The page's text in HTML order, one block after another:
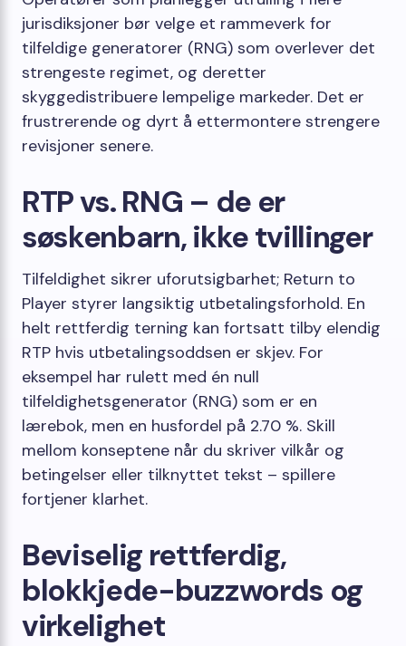
jurisdiksjoner bør velge et rammeverk for
tilfeldige generatorer (RNG) som overlever det
strengeste regimet, og deretter
skyggedistribuere lempelige markeder. Det er
frustrerende og dyrt å ettermontere strengere
revisjoner senere.
RTP vs. RNG – de er
søskenbarn, ikke tvillinger
Tilfeldighet sikrer uforutsigbarhet; Return to
Player styrer langsiktig utbetalingsforhold. En
helt rettferdig terning kan fortsatt tilby elendig
RTP hvis utbetalingsoddsen er skjev. For
eksempel har rulett med én null
tilfeldighetsgenerator (RNG) som er en
lærebok, men en husfordel på 2.70 %. Skill
mellom konseptene når du skriver vilkår og
betingelser eller tilknyttet tekst – spillere
fortjener klarhet.
Beviselig rettferdig,
blokkjede-buzzwords og
virkelighet